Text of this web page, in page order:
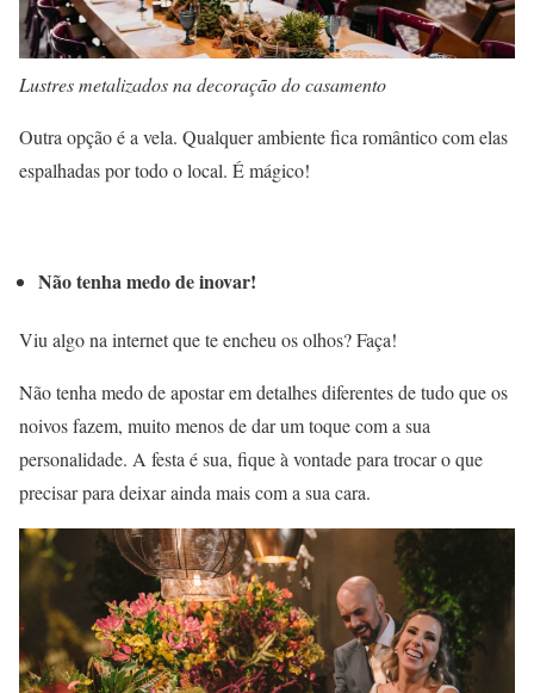
Lustres metalizados na decoração do casamento
Outra opção é a vela. Qualquer ambiente fica romântico com elas
espalhadas por todo o local. É mágico!
Não tenha medo de inovar!
Viu algo na internet que te encheu os olhos? Faça!
Não tenha medo de apostar em detalhes diferentes de tudo que os
noivos fazem, muito menos de dar um toque com a sua
personalidade. A festa é sua, fique à vontade para trocar o que
precisar para deixar ainda mais com a sua cara.